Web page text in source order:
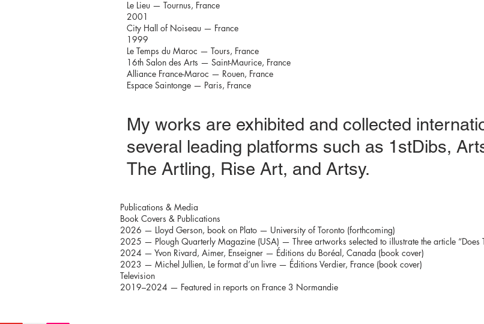
Le Lieu — Tournus, France
2001
City Hall of Noiseau — France
1999
Le Temps du Maroc — Tours, France
16th Salon des Arts — Saint-Maurice, France
Alliance France-Maroc — Rouen, France
Espace Saintonge — Paris, France
My works are exhibited and collected
several leading platforms such as 1stDibs,
The Artling, Rise Art, and Artsy.
Publications & Media
Book Covers & Publications
2026 — Lloyd Gerson, book on Plato — University of Toronto (forthcoming)
2025 — Plough Quarterly Magazine (USA) — Three artworks selected to illustrate the article “Does
2024 — Yvon Rivard, Aimer, Enseigner — Éditions du Boréal, Canada (book cover)
2023 — Michel Jullien, Le format d’un livre — Éditions Verdier, France (book cover)
Television
2019–2024 — Featured in reports on France 3 Normandie